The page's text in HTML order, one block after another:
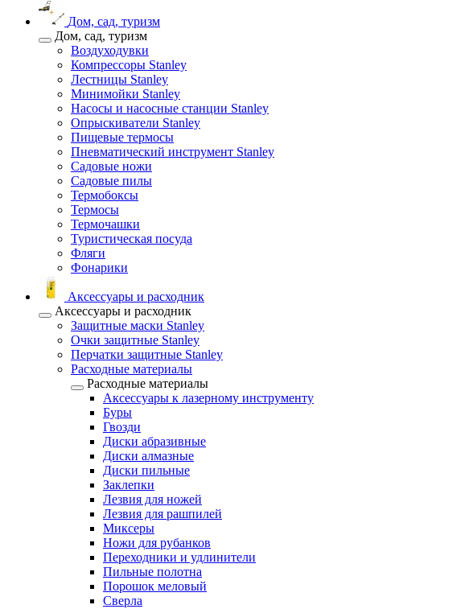
Дом, сад, туризм
Дом, сад, туризм
Воздуходувки
Компрессоры Stanley
Лестницы Stanley
Минимойки Stanley
Насосы и насосные станции Stanley
Опрыскиватели Stanley
Пищевые термосы
Пневматический инструмент Stanley
Садовые ножи
Садовые пилы
Термобоксы
Термосы
Термочашки
Туристическая посуда
Фляги
Фонарики
Аксессуары и расходник
Аксессуары и расходник
Защитные маски Stanley
Очки защитные Stanley
Перчатки защитные Stanley
Расходные материалы
Расходные материалы
Аксессуары к лазерному инструменту
Буры
Гвозди
Диски абразивные
Диски алмазные
Диски пильные
Заклепки
Лезвия для ножей
Лезвия для рашпилей
Миксеры
Ножи для рубанков
Переходники и удлинители
Пильные полотна
Порошок меловый
Сверла